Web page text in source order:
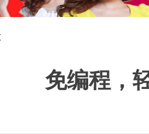
免编程，